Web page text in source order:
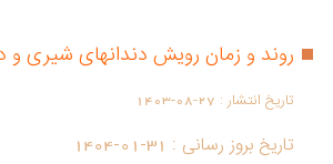
روند و زمان رویش دندانهای شیری و
تاریخ انتشار : 1403-08-27
تاریخ بروز رسانی : 1404-01-31